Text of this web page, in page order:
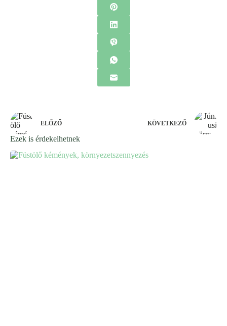
ELŐZŐ KÖVETKEZŐ
Ezek is érdekelhetnek